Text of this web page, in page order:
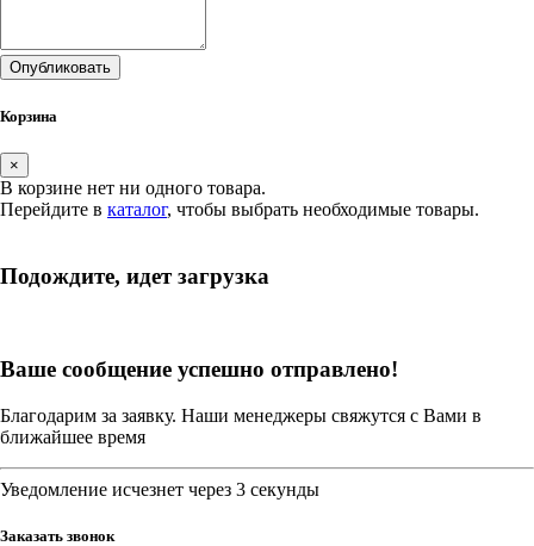
Опубликовать
Корзина
×
В корзине нет ни одного товара.
Перейдите в каталог, чтобы выбрать необходимые товары.
Подождите, идет загрузка
Ваше сообщение успешно отправлено!
Благодарим за заявку. Наши менеджеры свяжутся с Вами в
ближайшее время
Уведомление исчезнет через 3 секунды
Заказать звонок